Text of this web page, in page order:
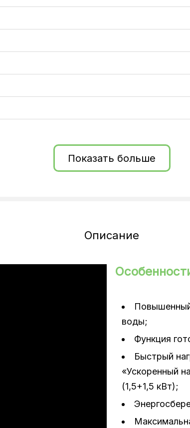
Показать больше
Описание
воды;
Функция
Быстрый
«Ускоренный
(1,5+1,5 кВт);